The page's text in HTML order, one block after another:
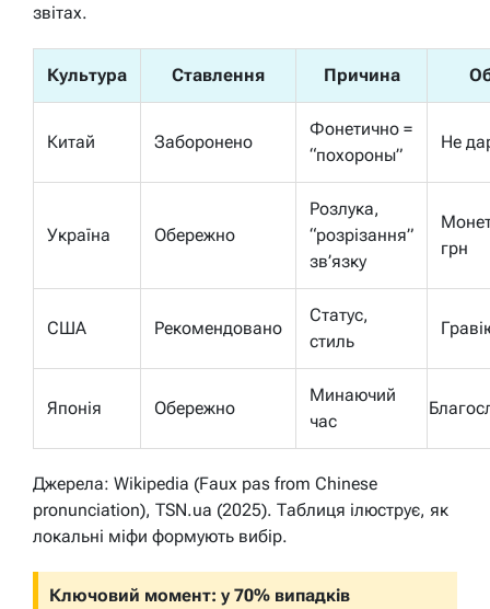
звітах.
Культура Ставлення Причина
Китай Заборонено
Фонетично =
“похороны”
Не
Україна Обережно
Розлука,
“розрізання”
зв’язку
грн
США Рекомендовано
Статус,
стиль
Японія Обережно
Минаючий
час
Джерела: Wikipedia (Faux pas from Chinese
pronunciation), TSN.ua (2025). Таблиця ілюструє, як
локальні міфи формують вибір.
Ключовий момент: у 70% випадків